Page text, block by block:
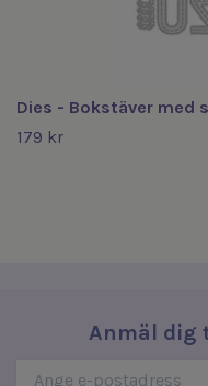
Dies - Bokstäver med
179 kr
Anmäl dig